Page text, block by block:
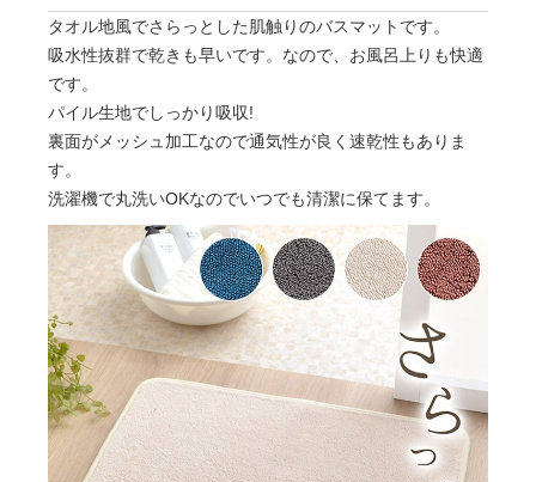
タオル地風でさらっとした肌触りのバスマットです。
吸水性抜群で乾きも早いです。なので、お風呂上りも快適
です。
パイル生地でしっかり吸収!
裏面がメッシュ加工なので通気性が良く速乾性もありま
す。
洗濯機で丸洗いOKなのでいつでも清潔に保てます。